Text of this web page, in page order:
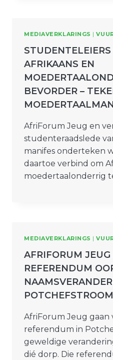
MEDIAVERKLARINGS |
AFRIKAANS EN
BEVORDER –
AfriForum Jeug en
studenteraadslede
manifes onderteken
daartoe verbind om
moedertaalonderrig
MEDIAVERKLARINGS |
AFRIFORUM JEUG
REFERENDUM
POTCHEFSTROOM
AfriForum Jeug gaan
referendum in
geweldige
dié dorp. Die